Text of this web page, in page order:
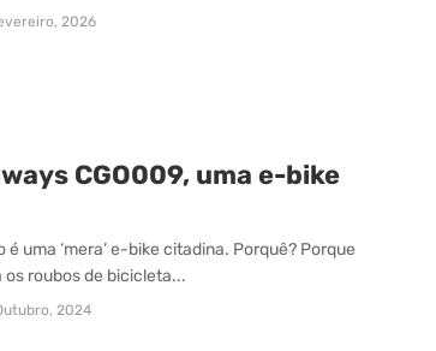
2026
CGO009, uma e-bike
é uma ‘mera’ e-bike citadina. Porquê? Porque
roubos de bicicleta...
2024